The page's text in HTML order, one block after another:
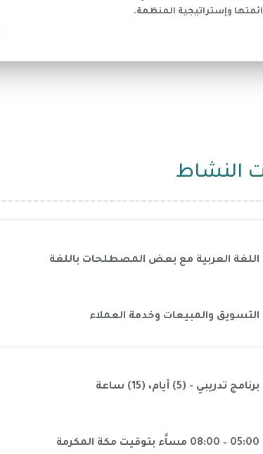
وإستراتيجية المنظمة.
النشاط
اللغة العربية مع بعض المصطلحات باللغة
التسويق والمبيعات وخدمة العملاء
برنامج تدريبي - (5) أيام، (15) ساعة
05:00 – 08:00 مساًء بتوقيت مكة المكرمة